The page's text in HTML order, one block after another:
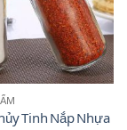
Tinh Nắp Nhựa